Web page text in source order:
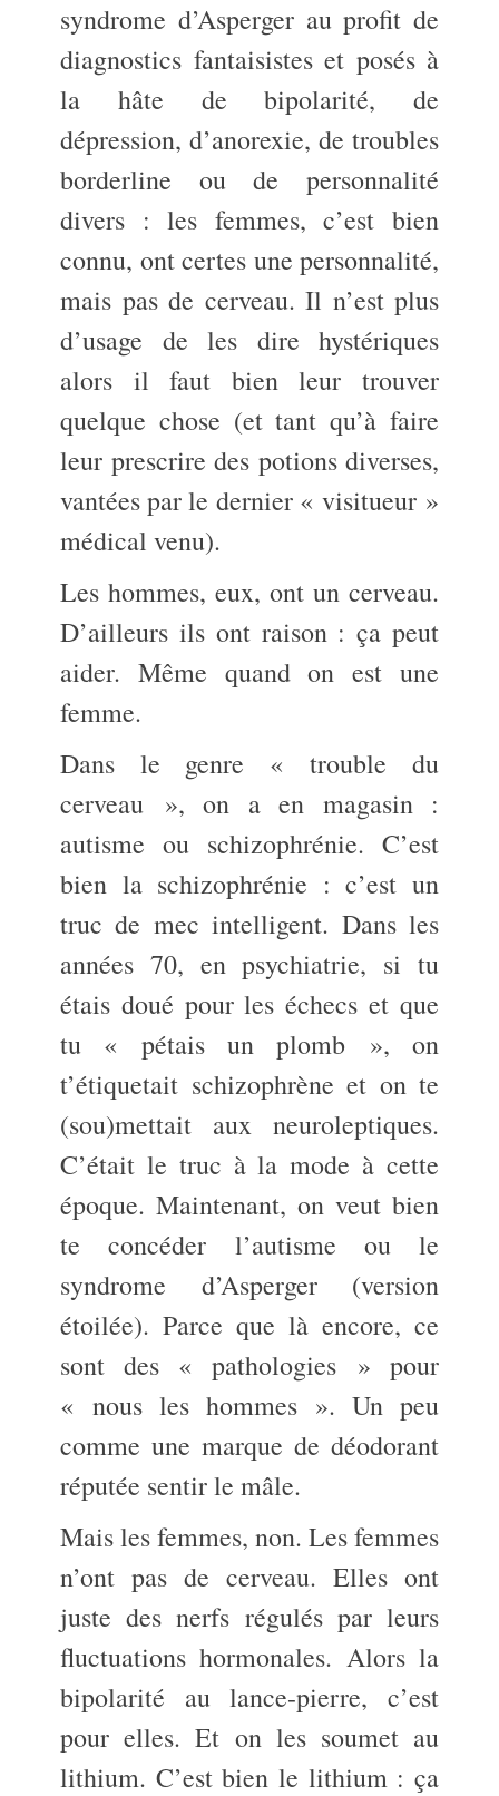
syndrome d’Asperger au profit de
diagnostics fantaisistes et posés à
la hâte de bipolarité, de
dépression, d’anorexie, de troubles
borderline ou de personnalité
divers : les femmes, c’est bien
connu, ont certes une personnalité,
mais pas de cerveau. Il n’est plus
d’usage de les dire hystériques
alors il faut bien leur trouver
quelque chose (et tant qu’à faire
leur prescrire des potions diverses,
vantées par le dernier « visitueur »
médical venu).
Les hommes, eux, ont un cerveau.
D’ailleurs ils ont raison : ça peut
aider. Même quand on est une
femme.
Dans le genre « trouble du
cerveau », on a en magasin :
autisme ou schizophrénie. C’est
bien la schizophrénie : c’est un
truc de mec intelligent. Dans les
années 70, en psychiatrie, si tu
étais doué pour les échecs et que
tu « pétais un plomb », on
t’étiquetait schizophrène et on te
(sou)mettait aux neuroleptiques.
C’était le truc à la mode à cette
époque. Maintenant, on veut bien
te concéder l’autisme ou le
syndrome d’Asperger (version
étoilée). Parce que là encore, ce
sont des « pathologies » pour
« nous les hommes ». Un peu
comme une marque de déodorant
réputée sentir le mâle.
Mais les femmes, non. Les femmes
n’ont pas de cerveau. Elles ont
juste des nerfs régulés par leurs
fluctuations hormonales. Alors la
bipolarité au lance-pierre, c’est
pour elles. Et on les soumet au
lithium. C’est bien le lithium : ça